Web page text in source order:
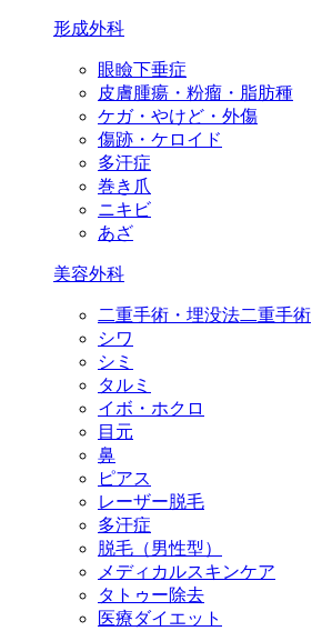
形成外科
眼瞼下垂症
皮膚腫瘍・粉瘤・脂肪種
ケガ・やけど・外傷
傷跡・ケロイド
多汗症
巻き爪
ニキビ
あざ
美容外科
二重手術・埋没法二重手術
シワ
シミ
タルミ
イボ・ホクロ
目元
鼻
ピアス
レーザー脱毛
多汗症
脱毛（男性型）
メディカルスキンケア
タトゥー除去
医療ダイエット